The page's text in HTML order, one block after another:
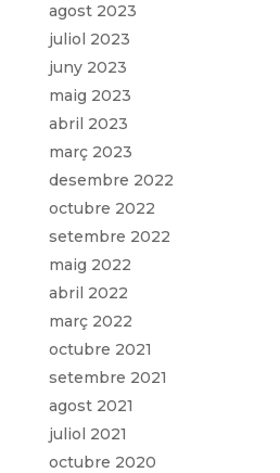
agost 2023
juliol 2023
juny 2023
maig 2023
abril 2023
març 2023
desembre 2022
octubre 2022
setembre 2022
maig 2022
abril 2022
març 2022
octubre 2021
setembre 2021
agost 2021
juliol 2021
octubre 2020